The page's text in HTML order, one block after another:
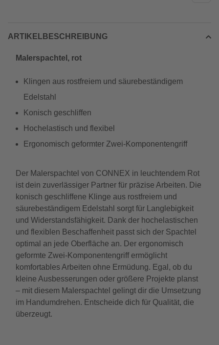
ARTIKELBESCHREIBUNG
Malerspachtel, rot
Klingen aus rostfreiem und säurebeständigem
Edelstahl
Konisch geschliffen
Hochelastisch und flexibel
Ergonomisch geformter Zwei-Komponentengriff
Der Malerspachtel von CONNEX in leuchtendem Rot
ist dein zuverlässiger Partner für präzise Arbeiten. Die
konisch geschliffene Klinge aus rostfreiem und
säurebeständigem Edelstahl sorgt für Langlebigkeit
und Widerstandsfähigkeit. Dank der hochelastischen
und flexiblen Beschaffenheit passt sich der Spachtel
optimal an jede Oberfläche an. Der ergonomisch
geformte Zwei-Komponentengriff ermöglicht
komfortables Arbeiten ohne Ermüdung. Egal, ob du
kleine Ausbesserungen oder größere Projekte planst
– mit diesem Malerspachtel gelingt dir die Umsetzung
im Handumdrehen. Entscheide dich für Qualität, die
überzeugt.